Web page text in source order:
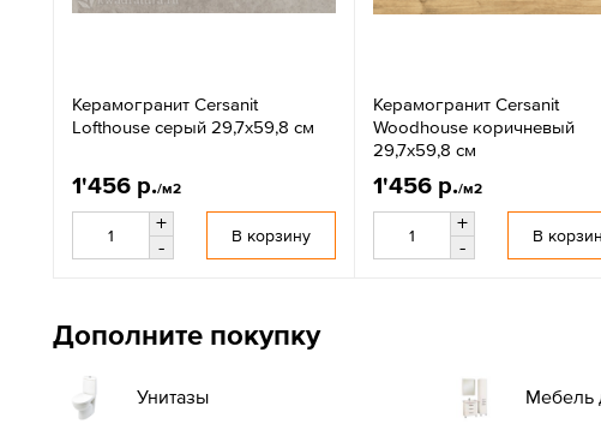
Керамогранит Cersanit
Lofthouse серый 29,7x59,8 см
1'456 р./м2
+
-
В корзину
Керамогранит Cersanit
Woodhouse коричневый
29,7x59,8 см
1'456 р./м2
+
-
В
Дополните покупку
Унитазы Мебель